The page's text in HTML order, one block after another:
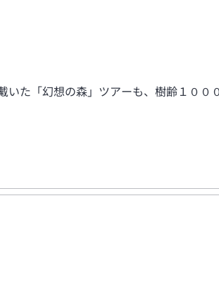
いた「幻想の森」ツアーも、樹齢１００